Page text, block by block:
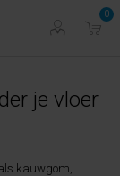
0
je vloer
kauwgom,